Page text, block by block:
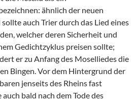
ähnlich der neuen
auch Trier durch das Lied eines
welcher deren Sicherheit und
Gedichtzyklus preisen sollte;
er zu Anfang des Moselliedes die
Bingen. Vor dem Hintergrund der
jenseits des Rheins fast
bald nach dem Tode des